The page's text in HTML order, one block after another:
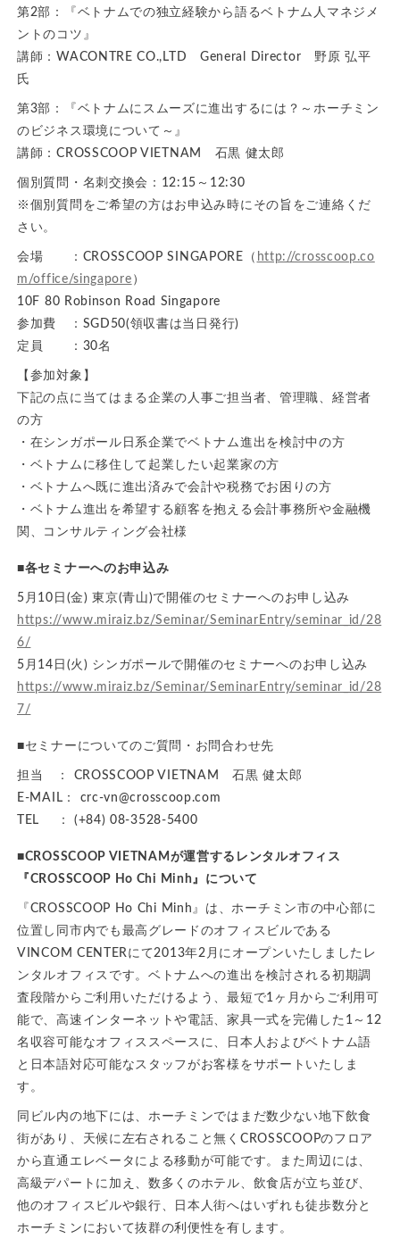
第2部：『ベトナムでの独立経験から語るベトナム人マネジメ
ントのコツ』
講師：WACONTRE CO.,LTD General Director 野原 弘平
氏
第3部：『ベトナムにスムーズに進出するには？～ホーチミン
のビジネス環境について～』
講師：CROSSCOOP VIETNAM 石黒 健太郎
個別質問・名刺交換会：12:15～12:30
※個別質問をご希望の方はお申込み時にその旨をご連絡くだ
さい。
会場 ：CROSSCOOP SINGAPORE（ http://crosscoop.co
m/office/singapore ）
10F 80 Robinson Road Singapore
参加費 ：SGD50(領収書は当日発行)
定員 ：30名
【参加対象】
下記の点に当てはまる企業の人事ご担当者、管理職、経営者
の方
・在シンガポール日系企業でベトナム進出を検討中の方
・ベトナムに移住して起業したい起業家の方
・ベトナムへ既に進出済みで会計や税務でお困りの方
・ベトナム進出を希望する顧客を抱える会計事務所や金融機
関、コンサルティング会社様
■各セミナーへのお申込み
5月10日(金) 東京(青山)で開催のセミナーへのお申し込み
https://www.miraiz.bz/Seminar/SeminarEntry/seminar_id/28
6/
5月14日(火) シンガポールで開催のセミナーへのお申し込み
https://www.miraiz.bz/Seminar/SeminarEntry/seminar_id/28
7/
■セミナーについてのご質問・お問合わせ先
担当 ： CROSSCOOP VIETNAM 石黒 健太郎
E-MAIL： crc-vn@crosscoop.com
TEL ： (+84) 08-3528-5400
■CROSSCOOP VIETNAMが運営するレンタルオフィス
『CROSSCOOP Ho Chi Minh』について
『CROSSCOOP Ho Chi Minh』は、ホーチミン市の中心部に
位置し同市内でも最高グレードのオフィスビルである
VINCOM CENTERにて2013年2月にオープンいたしましたレ
ンタルオフィスです。ベトナムへの進出を検討される初期調
査段階からご利用いただけるよう、最短で1ヶ月からご利用可
能で、高速インターネットや電話、家具一式を完備した1～12
名収容可能なオフィススペースに、日本人およびベトナム語
と日本語対応可能なスタッフがお客様をサポートいたしま
す。
同ビル内の地下には、ホーチミンではまだ数少ない地下飲食
街があり、天候に左右されること無くCROSSCOOPのフロア
から直通エレベータによる移動が可能です。また周辺には、
高級デパートに加え、数多くのホテル、飲食店が立ち並び、
他のオフィスビルや銀行、日本人街へはいずれも徒歩数分と
ホーチミンにおいて抜群の利便性を有します。